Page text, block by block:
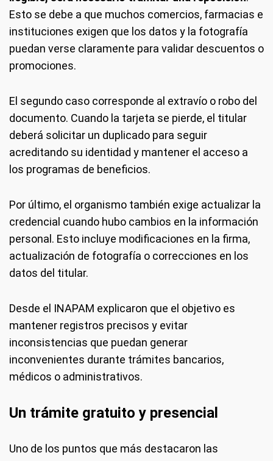
Esto se debe a que muchos comercios, farmacias e
instituciones exigen que los datos y la fotografía
puedan verse claramente para validar descuentos o
promociones.
El segundo caso corresponde al extravío o robo del
documento. Cuando la tarjeta se pierde, el titular
deberá solicitar un duplicado para seguir
acreditando su identidad y mantener el acceso a
los programas de beneficios.
Por último, el organismo también exige actualizar la
credencial cuando hubo cambios en la información
personal. Esto incluye modificaciones en la firma,
actualización de fotografía o correcciones en los
datos del titular.
Desde el INAPAM explicaron que el objetivo es
mantener registros precisos y evitar
inconsistencias que puedan generar
inconvenientes durante trámites bancarios,
médicos o administrativos.
Un trámite gratuito y presencial
Uno de los puntos que más destacaron las